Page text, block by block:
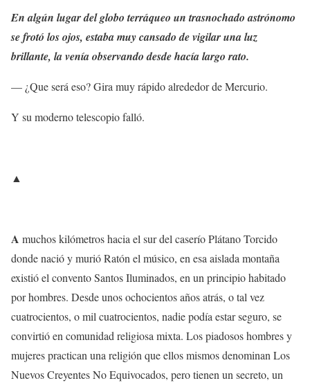
En algún lugar del globo terráqueo un trasnochado astrónomo
se frotó los ojos, estaba muy cansado de vigilar una luz
brillante, la venía observando desde hacía largo rato.
— ¿Que será eso? Gira muy rápido alrededor de Mercurio.
Y su moderno telescopio falló.
▲
A muchos kilómetros hacia el sur del caserío Plátano Torcido
donde nació y murió Ratón el músico, en esa aislada montaña
existió el convento Santos Iluminados, en un principio habitado
por hombres. Desde unos ochocientos años atrás, o tal vez
cuatrocientos, o mil cuatrocientos, nadie podía estar seguro, se
convirtió en comunidad religiosa mixta. Los piadosos hombres y
mujeres practican una religión que ellos mismos denominan Los
Nuevos Creyentes No Equivocados, pero tienen un secreto, un